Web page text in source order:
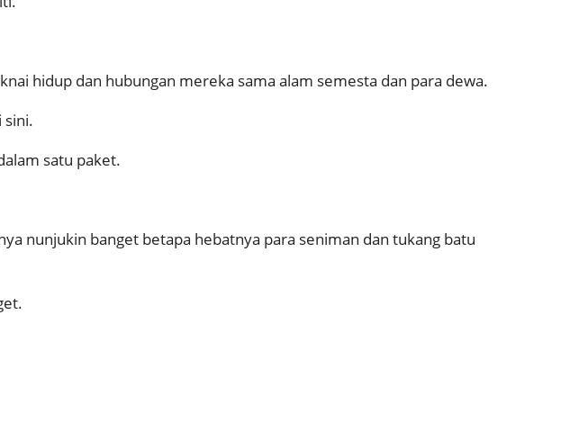
hidup dan hubungan mereka sama alam semesta dan para dewa.
sini.
satu paket.
nunjukin banget betapa hebatnya para seniman dan tukang batu